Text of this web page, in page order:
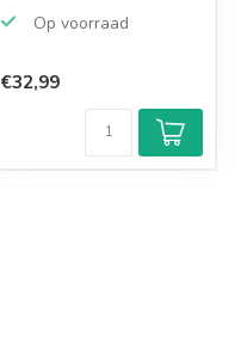
Op voorraad
€32,99